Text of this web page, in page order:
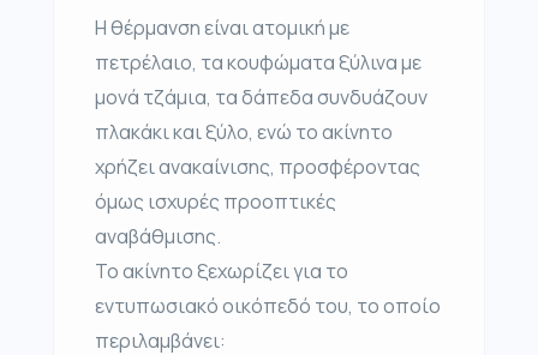
Η θέρμανση είναι ατομική με
πετρέλαιο, τα κουφώματα ξύλινα με
μονά τζάμια, τα δάπεδα συνδυάζουν
πλακάκι και ξύλο, ενώ το ακίνητο
χρήζει ανακαίνισης, προσφέροντας
όμως ισχυρές προοπτικές
αναβάθμισης.
Το ακίνητο ξεχωρίζει για το
εντυπωσιακό οικόπεδό του, το οποίο
περιλαμβάνει: